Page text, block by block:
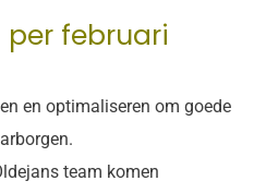
per februari
en optimaliseren om goede
team komen